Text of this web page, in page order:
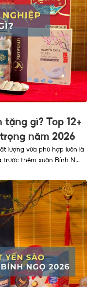
gì? Top 12+
năm 2026
lượng vừa phù hợp luôn là
thềm xuân Bính N...